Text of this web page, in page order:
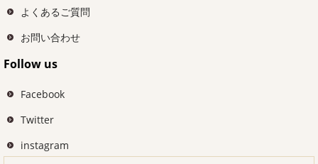
よくあるご質問
お問い合わせ
Follow us
Facebook
Twitter
instagram